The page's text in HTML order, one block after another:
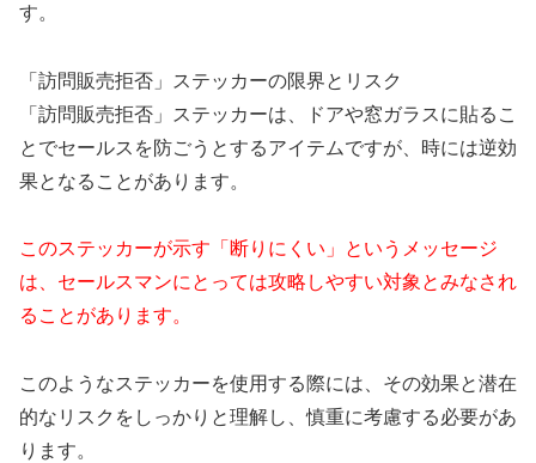
す。
「訪問販売拒否」ステッカーの限界とリスク
「訪問販売拒否」ステッカーは、ドアや窓ガラスに貼るこ
とでセールスを防ごうとするアイテムですが、時には逆効
果となることがあります。
このステッカーが示す「断りにくい」というメッセージ
は、セールスマンにとっては攻略しやすい対象とみなされ
ることがあります。
このようなステッカーを使用する際には、その効果と潜在
的なリスクをしっかりと理解し、慎重に考慮する必要があ
ります。